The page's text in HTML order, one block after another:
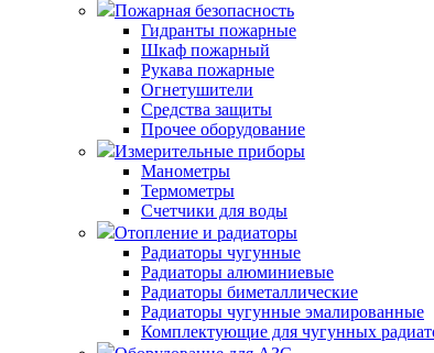
Пожарная безопасность
Гидранты пожарные
Шкаф пожарный
Рукава пожарные
Огнетушители
Средства защиты
Прочее оборудование
Измерительные приборы
Манометры
Термометры
Счетчики для воды
Отопление и радиаторы
Радиаторы чугунные
Радиаторы алюминиевые
Радиаторы биметаллические
Радиаторы чугунные эмалированные
Комплектующие для чугунных